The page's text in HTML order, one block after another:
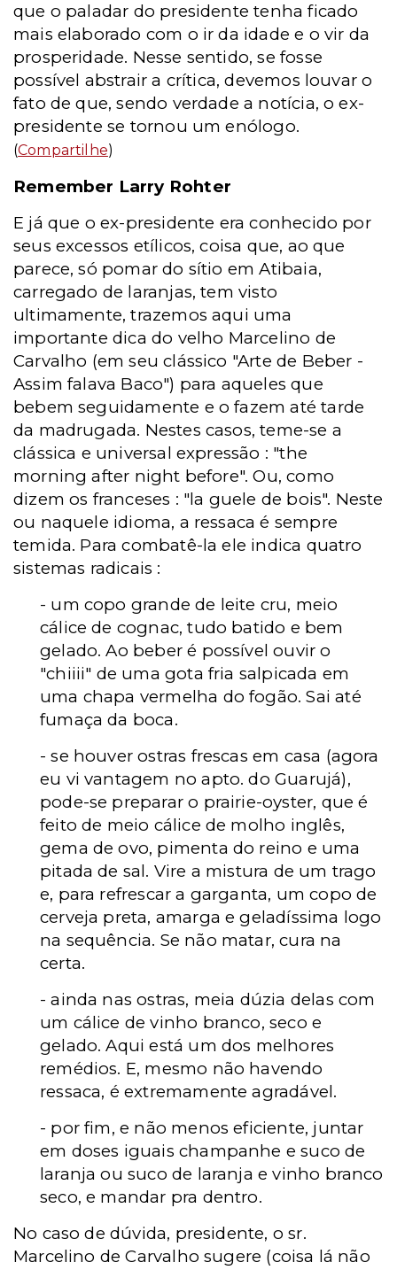
que o paladar do presidente tenha ficado
mais elaborado com o ir da idade e o vir da
prosperidade. Nesse sentido, se fosse
possível abstrair a crítica, devemos louvar o
fato de que, sendo verdade a notícia, o ex-
presidente se tornou um enólogo.
(Compartilhe)
Remember Larry Rohter
E já que o ex-presidente era conhecido por
seus excessos etílicos, coisa que, ao que
parece, só pomar do sítio em Atibaia,
carregado de laranjas, tem visto
ultimamente, trazemos aqui uma
importante dica do velho Marcelino de
Carvalho (em seu clássico "Arte de Beber -
Assim falava Baco") para aqueles que
bebem seguidamente e o fazem até tarde
da madrugada. Nestes casos, teme-se a
clássica e universal expressão : "the
morning after night before". Ou, como
dizem os franceses : "la guele de bois". Neste
ou naquele idioma, a ressaca é sempre
temida. Para combatê-la ele indica quatro
sistemas radicais :
- um copo grande de leite cru, meio
cálice de cognac, tudo batido e bem
gelado. Ao beber é possível ouvir o
"chiiii" de uma gota fria salpicada em
uma chapa vermelha do fogão. Sai até
fumaça da boca.
- se houver ostras frescas em casa (agora
eu vi vantagem no apto. do Guarujá),
pode-se preparar o prairie-oyster, que é
feito de meio cálice de molho inglês,
gema de ovo, pimenta do reino e uma
pitada de sal. Vire a mistura de um trago
e, para refrescar a garganta, um copo de
cerveja preta, amarga e geladíssima logo
na sequência. Se não matar, cura na
certa.
- ainda nas ostras, meia dúzia delas com
um cálice de vinho branco, seco e
gelado. Aqui está um dos melhores
remédios. E, mesmo não havendo
ressaca, é extremamente agradável.
- por fim, e não menos eficiente, juntar
em doses iguais champanhe e suco de
laranja ou suco de laranja e vinho branco
seco, e mandar pra dentro.
No caso de dúvida, presidente, o sr.
Marcelino de Carvalho sugere (coisa lá não